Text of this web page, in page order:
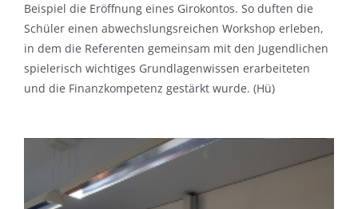
Beispiel die Eröffnung eines Girokontos. So duften die
Schüler einen abwechslungsreichen Workshop erleben,
in dem die Referenten gemeinsam mit den Jugendlichen
spielerisch wichtiges Grundlagenwissen erarbeiteten
und die Finanzkompetenz gestärkt wurde. (Hü)